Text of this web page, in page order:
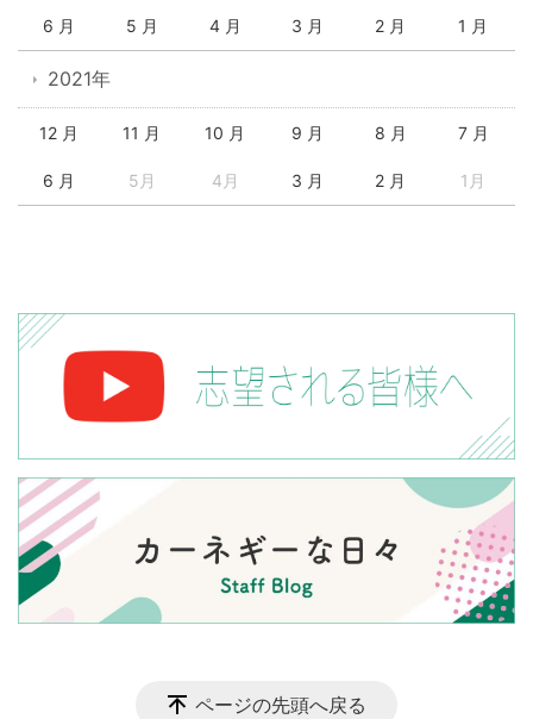
6 月 5 月 4 月 3 月 2 月 1 月
2021年
12 月 11 月 10 月 9 月 8 月 7 月
6 月 5月 4月 3 月 2 月 1月
ページの先頭へ戻る